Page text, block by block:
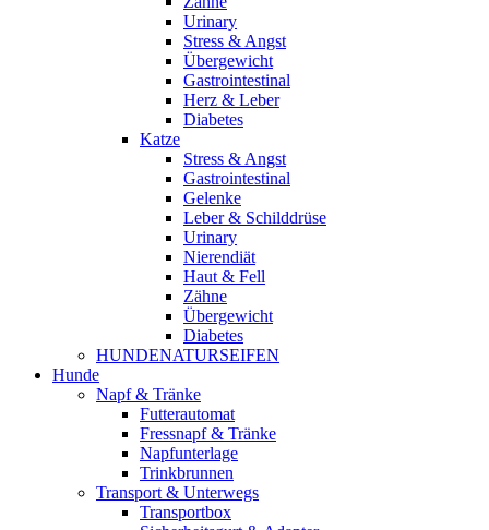
Urinary
Stress & Angst
Übergewicht
Gastrointestinal
Herz & Leber
Diabetes
Katze
Stress & Angst
Gastrointestinal
Gelenke
Leber & Schilddrüse
Urinary
Nierendiät
Haut & Fell
Zähne
Übergewicht
Diabetes
HUNDENATURSEIFEN
Hunde
Napf & Tränke
Futterautomat
Fressnapf & Tränke
Napfunterlage
Trinkbrunnen
Transport & Unterwegs
Transportbox